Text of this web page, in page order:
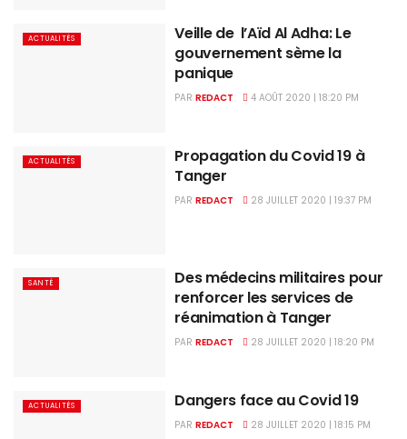
ACTUALITÉS
Veille de l’Aïd Al Adha: Le
gouvernement sème la
panique
PAR REDACT 4 AOÛT 2020 | 18:20 PM
ACTUALITÉS
Propagation du Covid 19 à
Tanger
PAR REDACT 28 JUILLET 2020 | 19:37 PM
SANTÉ
Des médecins militaires pour
renforcer les services de
réanimation à Tanger
PAR REDACT 28 JUILLET 2020 | 18:20 PM
ACTUALITÉS Dangers face au Covid 19
PAR REDACT 28 JUILLET 2020 | 18:15 PM